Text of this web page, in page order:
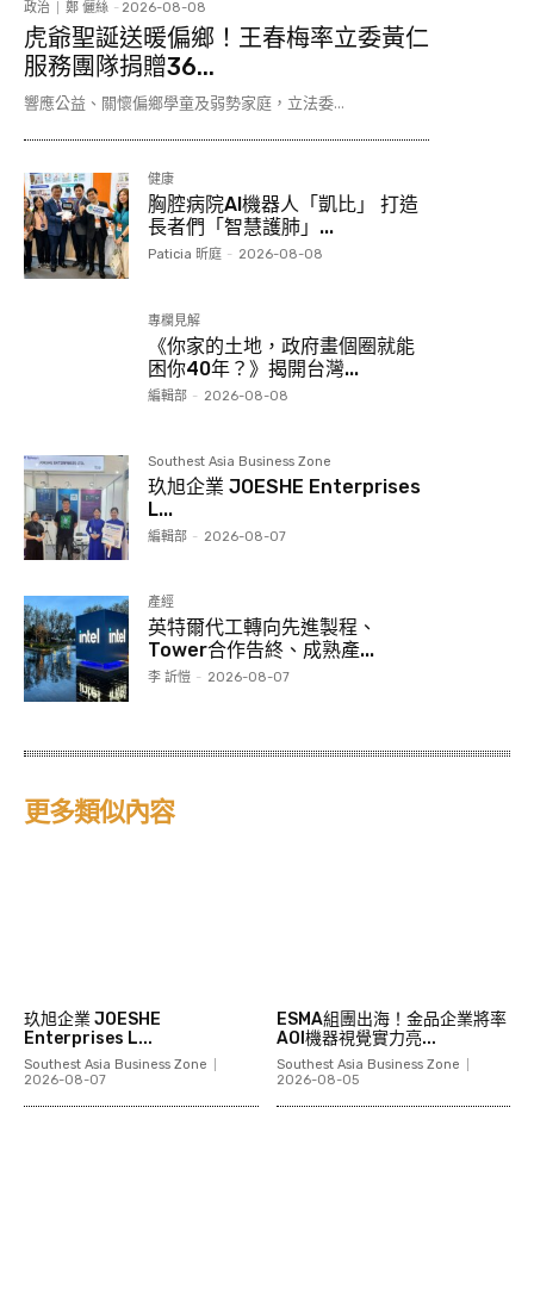
政治 鄭 儷絲 - 2026-08-08
虎爺聖誕送暖偏鄉！王春梅率立委黃仁
服務團隊捐贈36...
響應公益、關懷偏鄉學童及弱勢家庭，立法委...
健康
胸腔病院AI機器人「凱比」 打造
長者們「智慧護肺」...
Paticia 昕庭 - 2026-08-08
專欄見解
《你家的土地，政府畫個圈就能
困你40年？》揭開台灣...
編輯部 - 2026-08-08
Southest Asia Business Zone
玖旭企業 JOESHE Enterprises
L...
編輯部 - 2026-08-07
產經
英特爾代工轉向先進製程、
Tower合作告終、成熟產...
李 訢愷 - 2026-08-07
更多類似內容
玖旭企業 JOESHE
Enterprises L...
Southest Asia Business Zone
2026-08-07
ESMA組團出海！金品企業將率
AOI機器視覺實力亮...
Southest Asia Business Zone
2026-08-05